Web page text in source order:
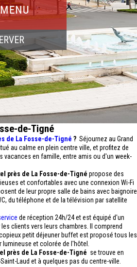
de-Tigné
de La Fosse-de-Tigné ? Séjournez au Grand
au calme en plein centre ville, et profitez de
vacances en famille, entre amis ou d'un week-
près de La Fosse-de-Tigné propose des
et confortables avec une connexion Wi-Fi
de leur propre salle de bains avec baignoire
du téléphone et de la télévision par satellite
de réception 24h/24 et est équipé d'un
clients vers leurs chambres. Il comprend
petit déjeuner buffet est proposé tous les
et colorée de l'hôtel.
près de La Fosse-de-Tigné se trouve en
Laud et à quelques pas du centre-ville.